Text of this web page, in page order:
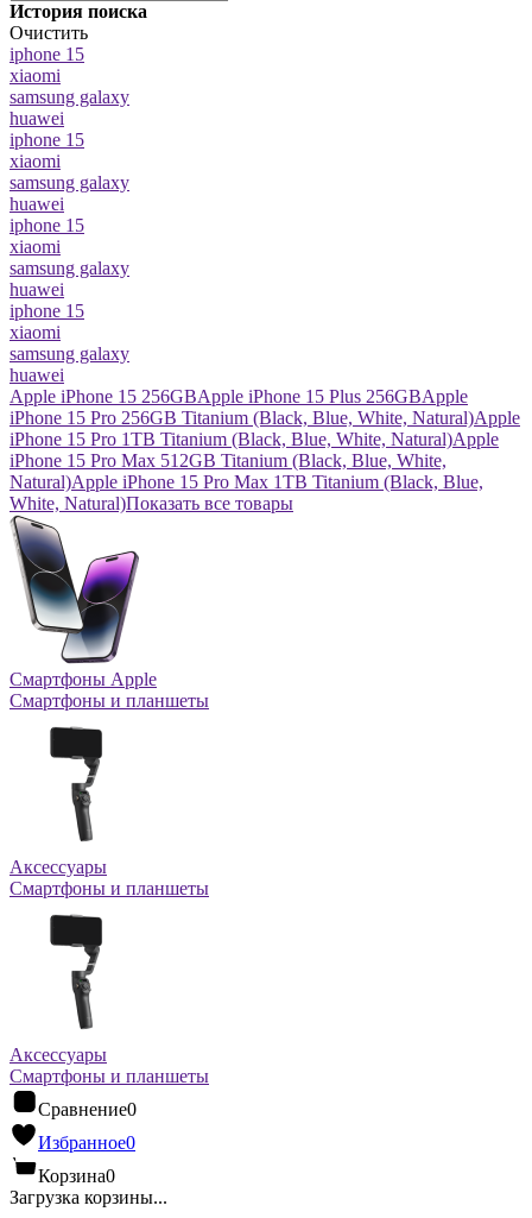
История поиска
Очистить
iphone 15
xiaomi
samsung galaxy
huawei
iphone 15
xiaomi
samsung galaxy
huawei
iphone 15
xiaomi
samsung galaxy
huawei
iphone 15
xiaomi
samsung galaxy
huawei
Apple iPhone 15 256GBApple iPhone 15 Plus 256GBApple
iPhone 15 Pro 256GB Titanium (Black, Blue, White, Natural)Apple
iPhone 15 Pro 1TB Titanium (Black, Blue, White, Natural)Apple
iPhone 15 Pro Max 512GB Titanium (Black, Blue, White,
Natural)Apple iPhone 15 Pro Max 1TB Titanium (Black, Blue,
White, Natural)Показать все товары
Смартфоны Apple
Смартфоны и планшеты
Аксессуары
Смартфоны и планшеты
Аксессуары
Смартфоны и планшеты
Сравнение0
Избранное0
Корзина0
Загрузка корзины...